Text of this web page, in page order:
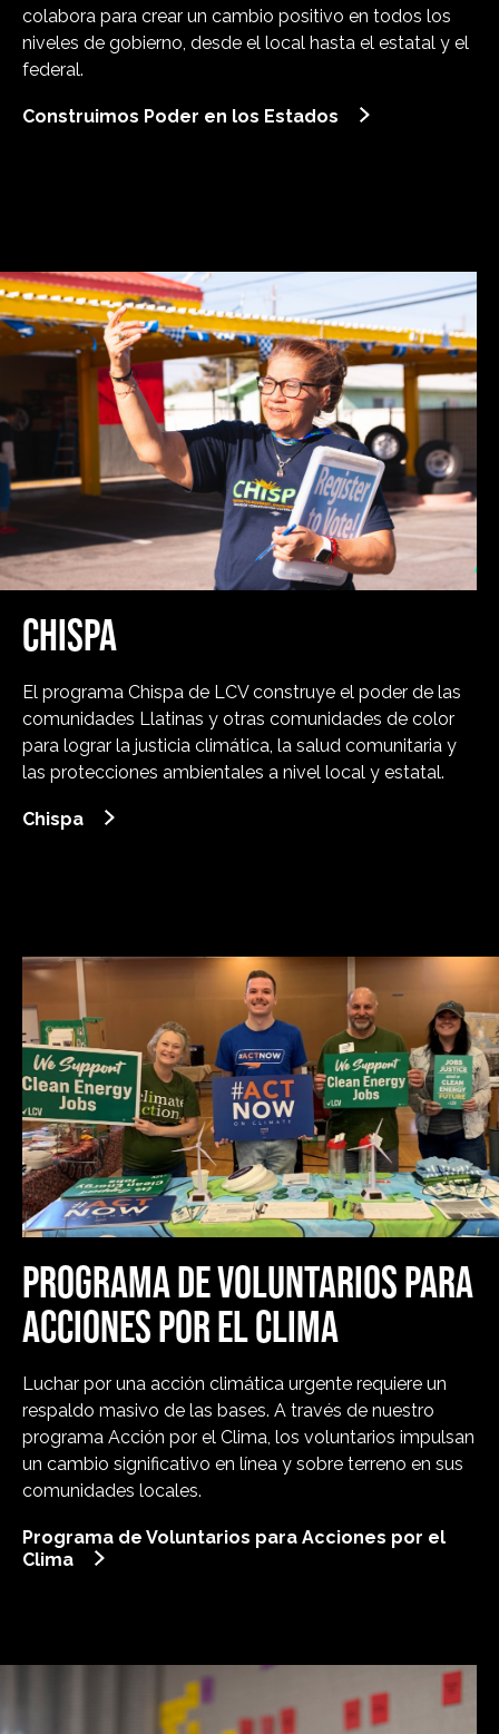
colabora para crear un cambio positivo en todos los
niveles de gobierno, desde el local hasta el estatal y el
federal.
Construimos Poder en los Estados
CHISPA
El programa Chispa de LCV construye el poder de las
comunidades Llatinas y otras comunidades de color
para lograr la justicia climática, la salud comunitaria y
las protecciones ambientales a nivel local y estatal.
Chispa
PROGRAMA DE VOLUNTARIOS PARA
ACCIONES POR EL CLIMA
Luchar por una acción climática urgente requiere un
respaldo masivo de las bases. A través de nuestro
programa Acción por el Clima, los voluntarios impulsan
un cambio significativo en línea y sobre terreno en sus
comunidades locales.
Programa de Voluntarios para Acciones por el
Clima